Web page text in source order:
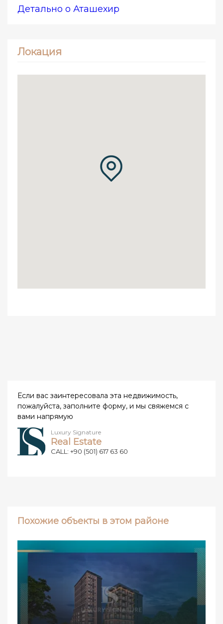
Детально о Аташехир
Локация
Если вас заинтересовала эта недвижимость,
пожалуйста, заполните форму, и мы свяжемся с
вами напрямую
Luxury Signature
Real Estate
CALL: +90 (501) 617 63 60
Похожие объекты в этом районе